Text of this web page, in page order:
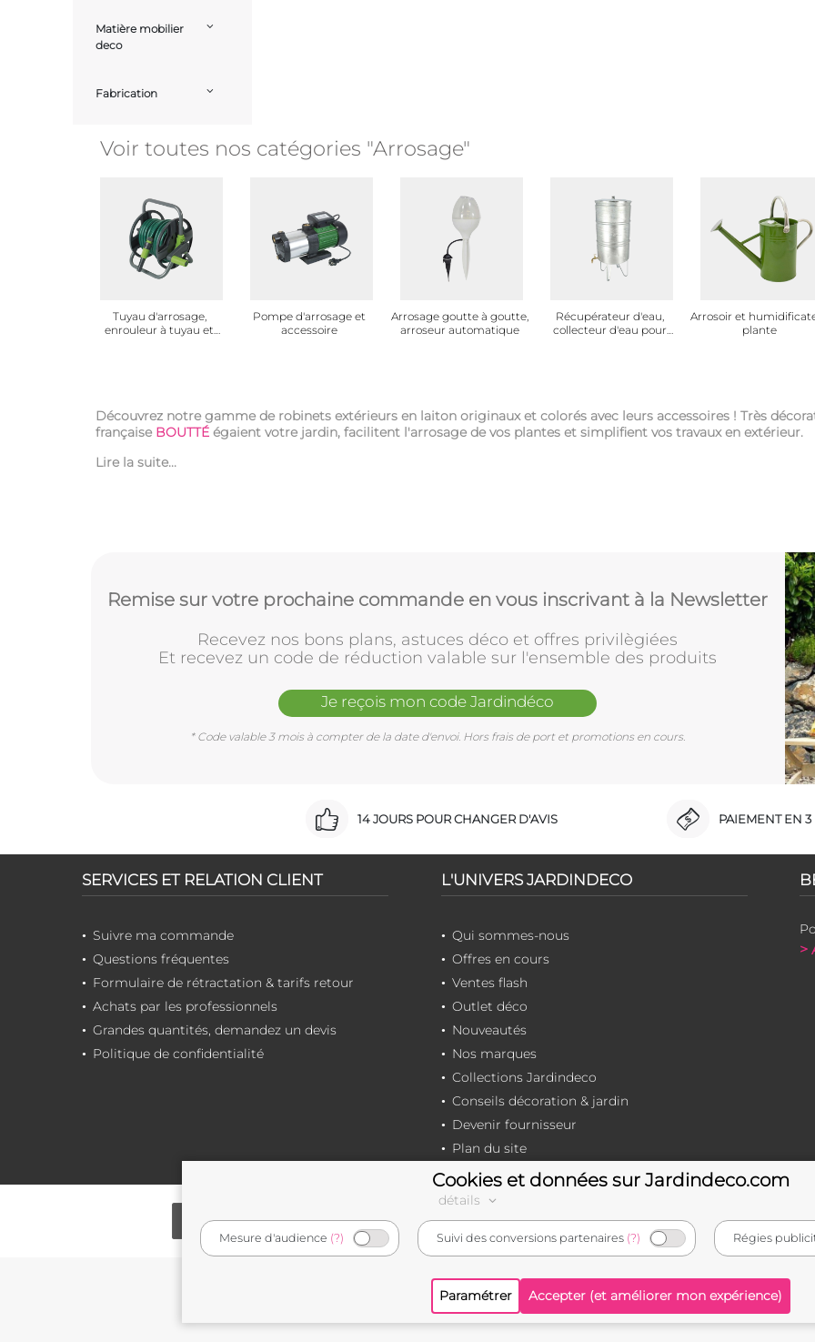
Matière mobilier
deco
Fabrication
Voir toutes nos catégories "Arrosage"
Tuyau d'arrosage,
enrouleur à tuyau et
Pompe d'arrosage et
accessoire
Arrosage goutte à goutte,
arroseur automatique
Récupérateur d'eau,
collecteur d'eau pour
Arrosoir et
plante
Découvrez notre gamme de robinets extérieurs en laiton originaux et colorés avec leurs accessoires ! Très
française BOUTTÉ égaient votre jardin, facilitent l'arrosage de vos plantes et simplifient vos travaux en extérieur.
Lire la suite...
Remise sur votre prochaine commande en vous inscrivant à la Newsletter
Recevez nos bons plans, astuces déco et offres privilègiées
Et recevez un code de réduction valable sur l'ensemble des produits
Je reçois mon code Jardindéco
* Code valable 3 mois à compter de la date d'envoi. Hors frais de port et promotions en cours.
14 JOURS POUR CHANGER D'AVIS PAIEMENT EN 3
SERVICES ET RELATION CLIENT
Suivre ma commande
Questions fréquentes
Formulaire de rétractation & tarifs retour
Achats par les professionnels
Grandes quantités, demandez un devis
Politique de confidentialité
L'UNIVERS JARDINDECO
Qui sommes-nous
Offres en cours
Ventes flash
Outlet déco
Nouveautés
Nos marques
Collections Jardindeco
Conseils décoration & jardin
Devenir fournisseur
Plan du site
>
e-commerçant français
Cookies et données sur Jardindeco.com
détails
Mesure d'audience (?) Suivi des conversions partenaires (?) Régies